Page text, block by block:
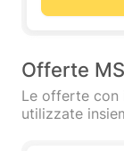
Offerte
Le offerte con
utilizzate